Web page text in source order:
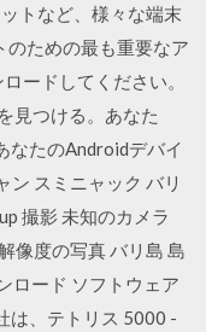
トなど、様々な端末
のための最も重要なア
ードしてください。
見つける。あなた
なたのAndroidデバイ
ン スミニャック バリ
撮影 未知のカメラ
像度の写真 バリ島 島
ロード ソフトウェア
は、テトリス 5000 -